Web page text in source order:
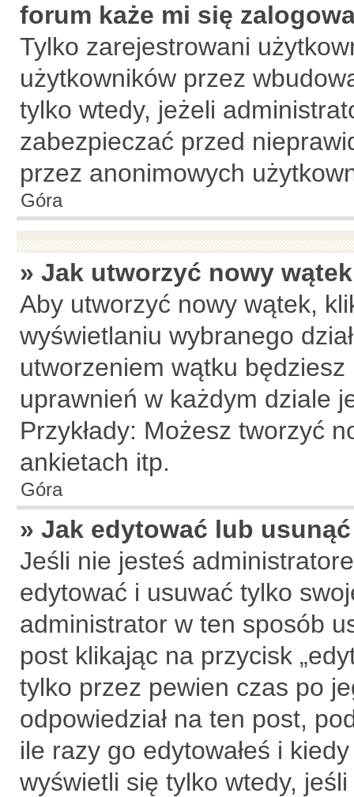
forum każe mi się
Tylko zarejestrowani
użytkowników przez
tylko wtedy, jeżeli
zabezpieczać przed
przez anonimowych
Góra
» Jak utworzyć nowy
Aby utworzyć nowy wątek,
wyświetlaniu wybranego
utworzeniem wątku
uprawnień w każdym dziale
Przykłady: Możesz tworzyć
ankietach itp.
Góra
» Jak edytować lub
Jeśli nie jesteś
edytować i usuwać tylko
administrator w ten sposób
post klikając na przycisk
tylko przez pewien czas po
odpowiedział na ten post,
ile razy go edytowałeś i
wyświetli się tylko wtedy,